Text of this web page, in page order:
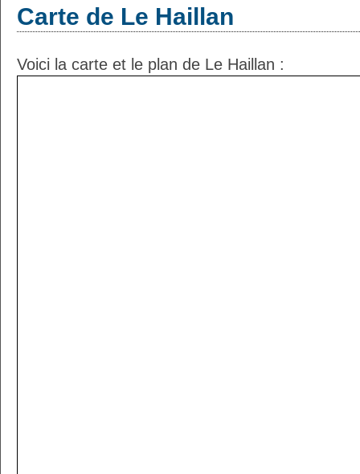
Carte de Le Haillan
Voici la carte et le plan de Le Haillan :